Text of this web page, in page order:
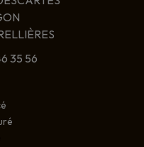
35 56